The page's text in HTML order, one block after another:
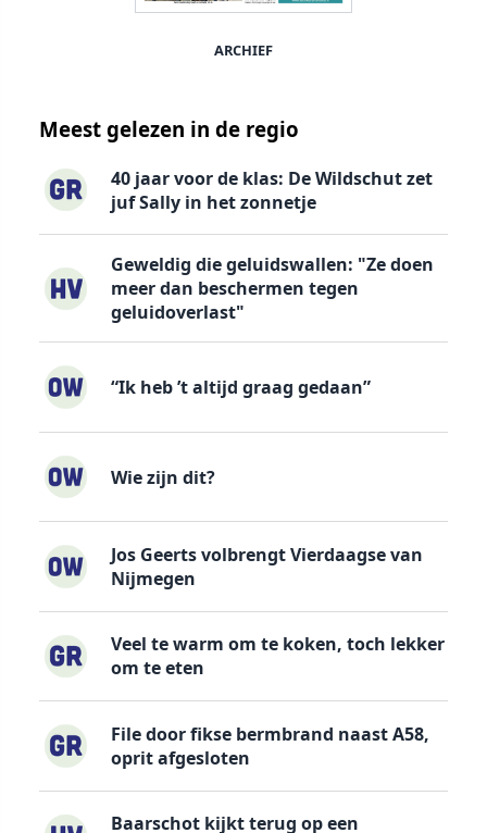
ARCHIEF
Meest gelezen in de regio
40 jaar voor de klas: De Wildschut zet
juf Sally in het zonnetje
Geweldig die geluidswallen: "Ze doen
meer dan beschermen tegen
geluidoverlast"
“Ik heb ’t altijd graag gedaan”
Wie zijn dit?
Jos Geerts volbrengt Vierdaagse van
Nijmegen
Veel te warm om te koken, toch lekker
om te eten
File door fikse bermbrand naast A58,
oprit afgesloten
Baarschot kijkt terug op een